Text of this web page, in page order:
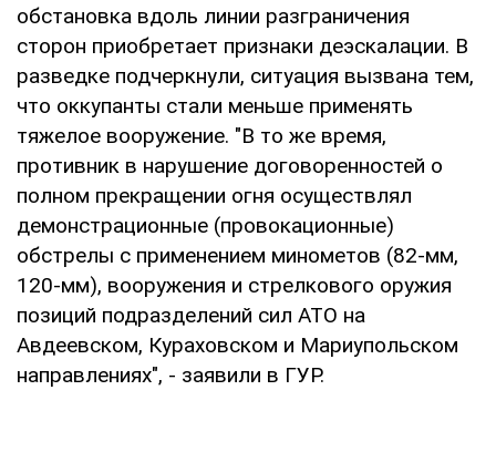
обстановка вдоль линии разграничения
сторон приобретает признаки деэскалации. В
разведке подчеркнули, ситуация вызвана тем,
что оккупанты стали меньше применять
тяжелое вооружение. "В то же время,
противник в нарушение договоренностей о
полном прекращении огня осуществлял
демонстрационные (провокационные)
обстрелы с применением минометов (82-мм,
120-мм), вооружения и стрелкового оружия
позиций подразделений сил АТО на
Авдеевском, Кураховском и Мариупольском
направлениях", - заявили в ГУР.